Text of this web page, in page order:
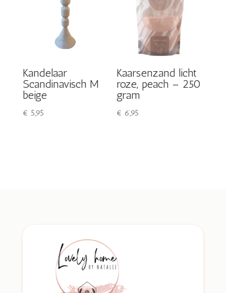
Kandelaar
Scandinavisch M
beige
€ 5,95
Kaarsenzand licht
roze, peach – 250
gram
€ 6,95